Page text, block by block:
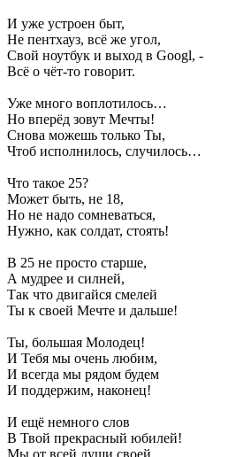
И уже устроен быт,
Не пентхауз, всё же угол,
Свой ноутбук и выход в Googl, -
Всё о чёт-то говорит.
Уже много воплотилось…
Но вперёд зовут Мечты!
Снова можешь только Ты,
Чтоб исполнилось, случилось…
Что такое 25?
Может быть, не 18,
Но не надо сомневаться,
Нужно, как солдат, стоять!
В 25 не просто старше,
А мудрее и силней,
Так что двигайся смелей
Ты к своей Мечте и дальше!
Ты, большая Молодец!
И Тебя мы очень любим,
И всегда мы рядом будем
И поддержим, наконец!
И ещё немного слов
В Твой прекрасный юбилей!
Мы от всей души своей